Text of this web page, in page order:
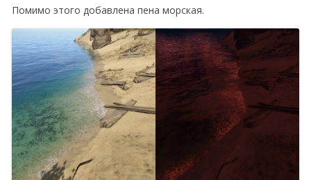
Помимо этого добавлена пена морская.